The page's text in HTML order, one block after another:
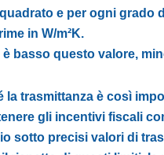
e per ogni grado
in W/m²K.
è basso questo valore,
la trasmittanza è così
gli incentivi fiscali
sotto precisi valori di